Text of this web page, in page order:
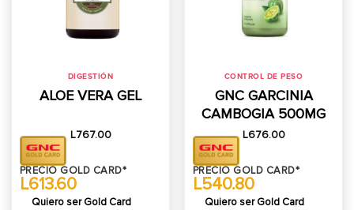
DIGESTIÓN
ALOE VERA GEL
L767.00
PRECIO GOLD CARD*
L613.60
Quiero ser Gold Card
CONTROL DE PESO
GNC GARCINIA
CAMBOGIA 500MG
L676.00
PRECIO GOLD CARD*
L540.80
Quiero ser Gold Card